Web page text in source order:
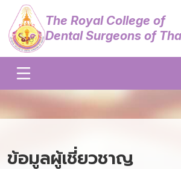
The Royal College of
Dental Surgeons of
ข้อมูลผู้เชี่ยวชาญ